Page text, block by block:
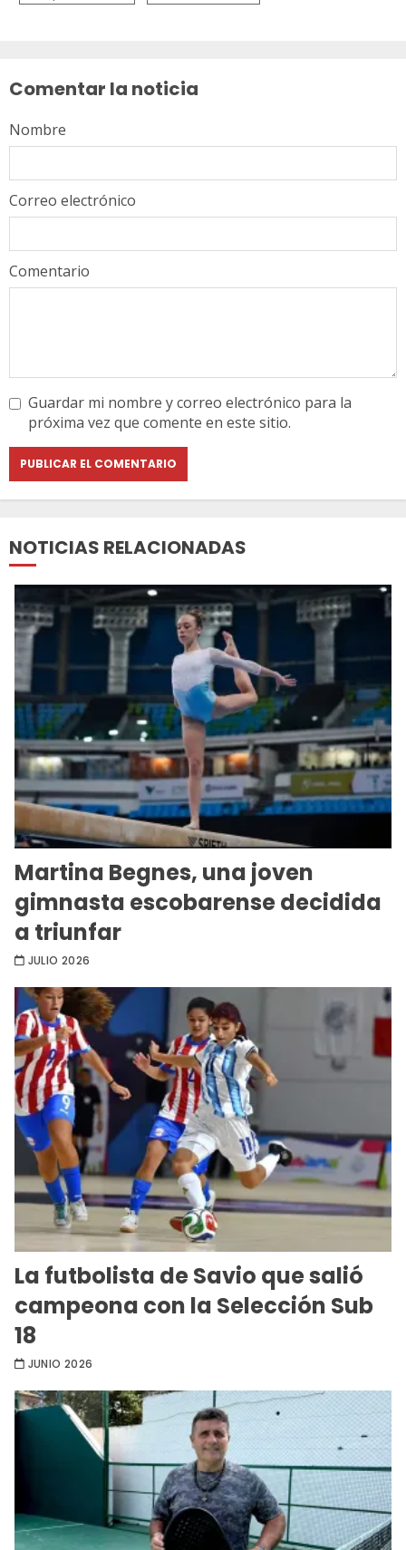
Comentar la noticia
Comentario
Nombre
Correo electrónico
Guardar mi nombre y correo electrónico para la
próxima vez que comente en este sitio.
NOTICIAS RELACIONADAS
Martina Begnes, una joven
gimnasta escobarense decidida
a triunfar
JULIO 2026
La futbolista de Savio que salió
campeona con la Selección Sub
18
JUNIO 2026